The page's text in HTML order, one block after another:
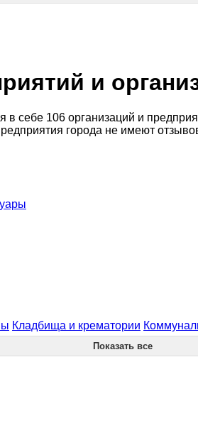
и
себе 106 организаций и
города не имеют
Кладбища и крематории
Показать все